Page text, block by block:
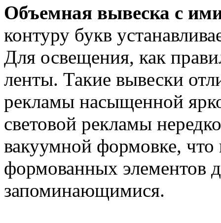
Объемная вывеска с
контуру букв
Для освещения, как
ленты. Такие вывески
рекламы насыщенной
световой рекламы
вакуумной формовке,
формованных элементов
запоминающимися.